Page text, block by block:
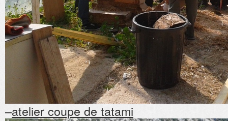
–atelier coupe de tatami